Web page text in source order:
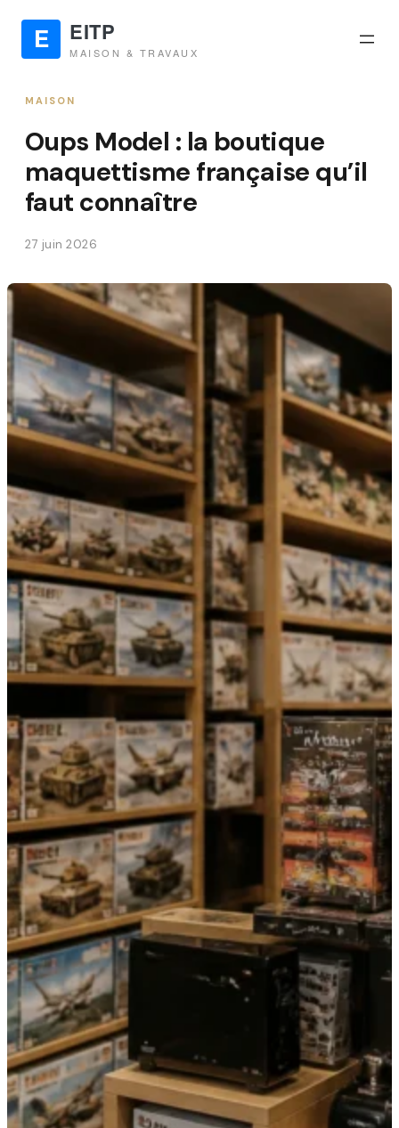
MAISON
Oups Model : la boutique
maquettisme française qu’il
faut connaître
27 juin 2026